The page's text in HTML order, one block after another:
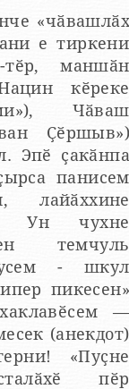
«чӑвашлӑх
е тиркени
тӗр, маншӑн
кӗреке
Чӑваш
Ҫӗршыв»)
Эпӗ ҫакӑнпа
панисем
лайӑххине
Ун чухне
темчуль
- шкул
пикесен»
—
(анекдот)
«Пуҫне
пӗр